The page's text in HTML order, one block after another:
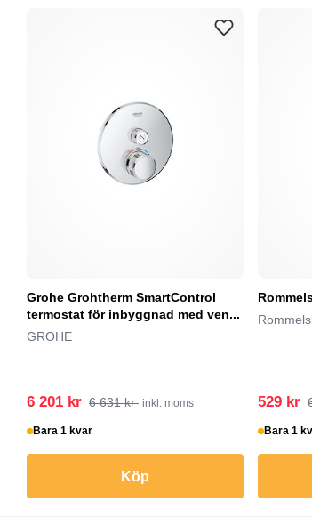
Grohe Grohtherm SmartControl
termostat för inbyggnad med ven...
GROHE
6 201 kr 6 631 kr inkl. moms
Bara 1 kvar
Köp
529 kr
Bara 1